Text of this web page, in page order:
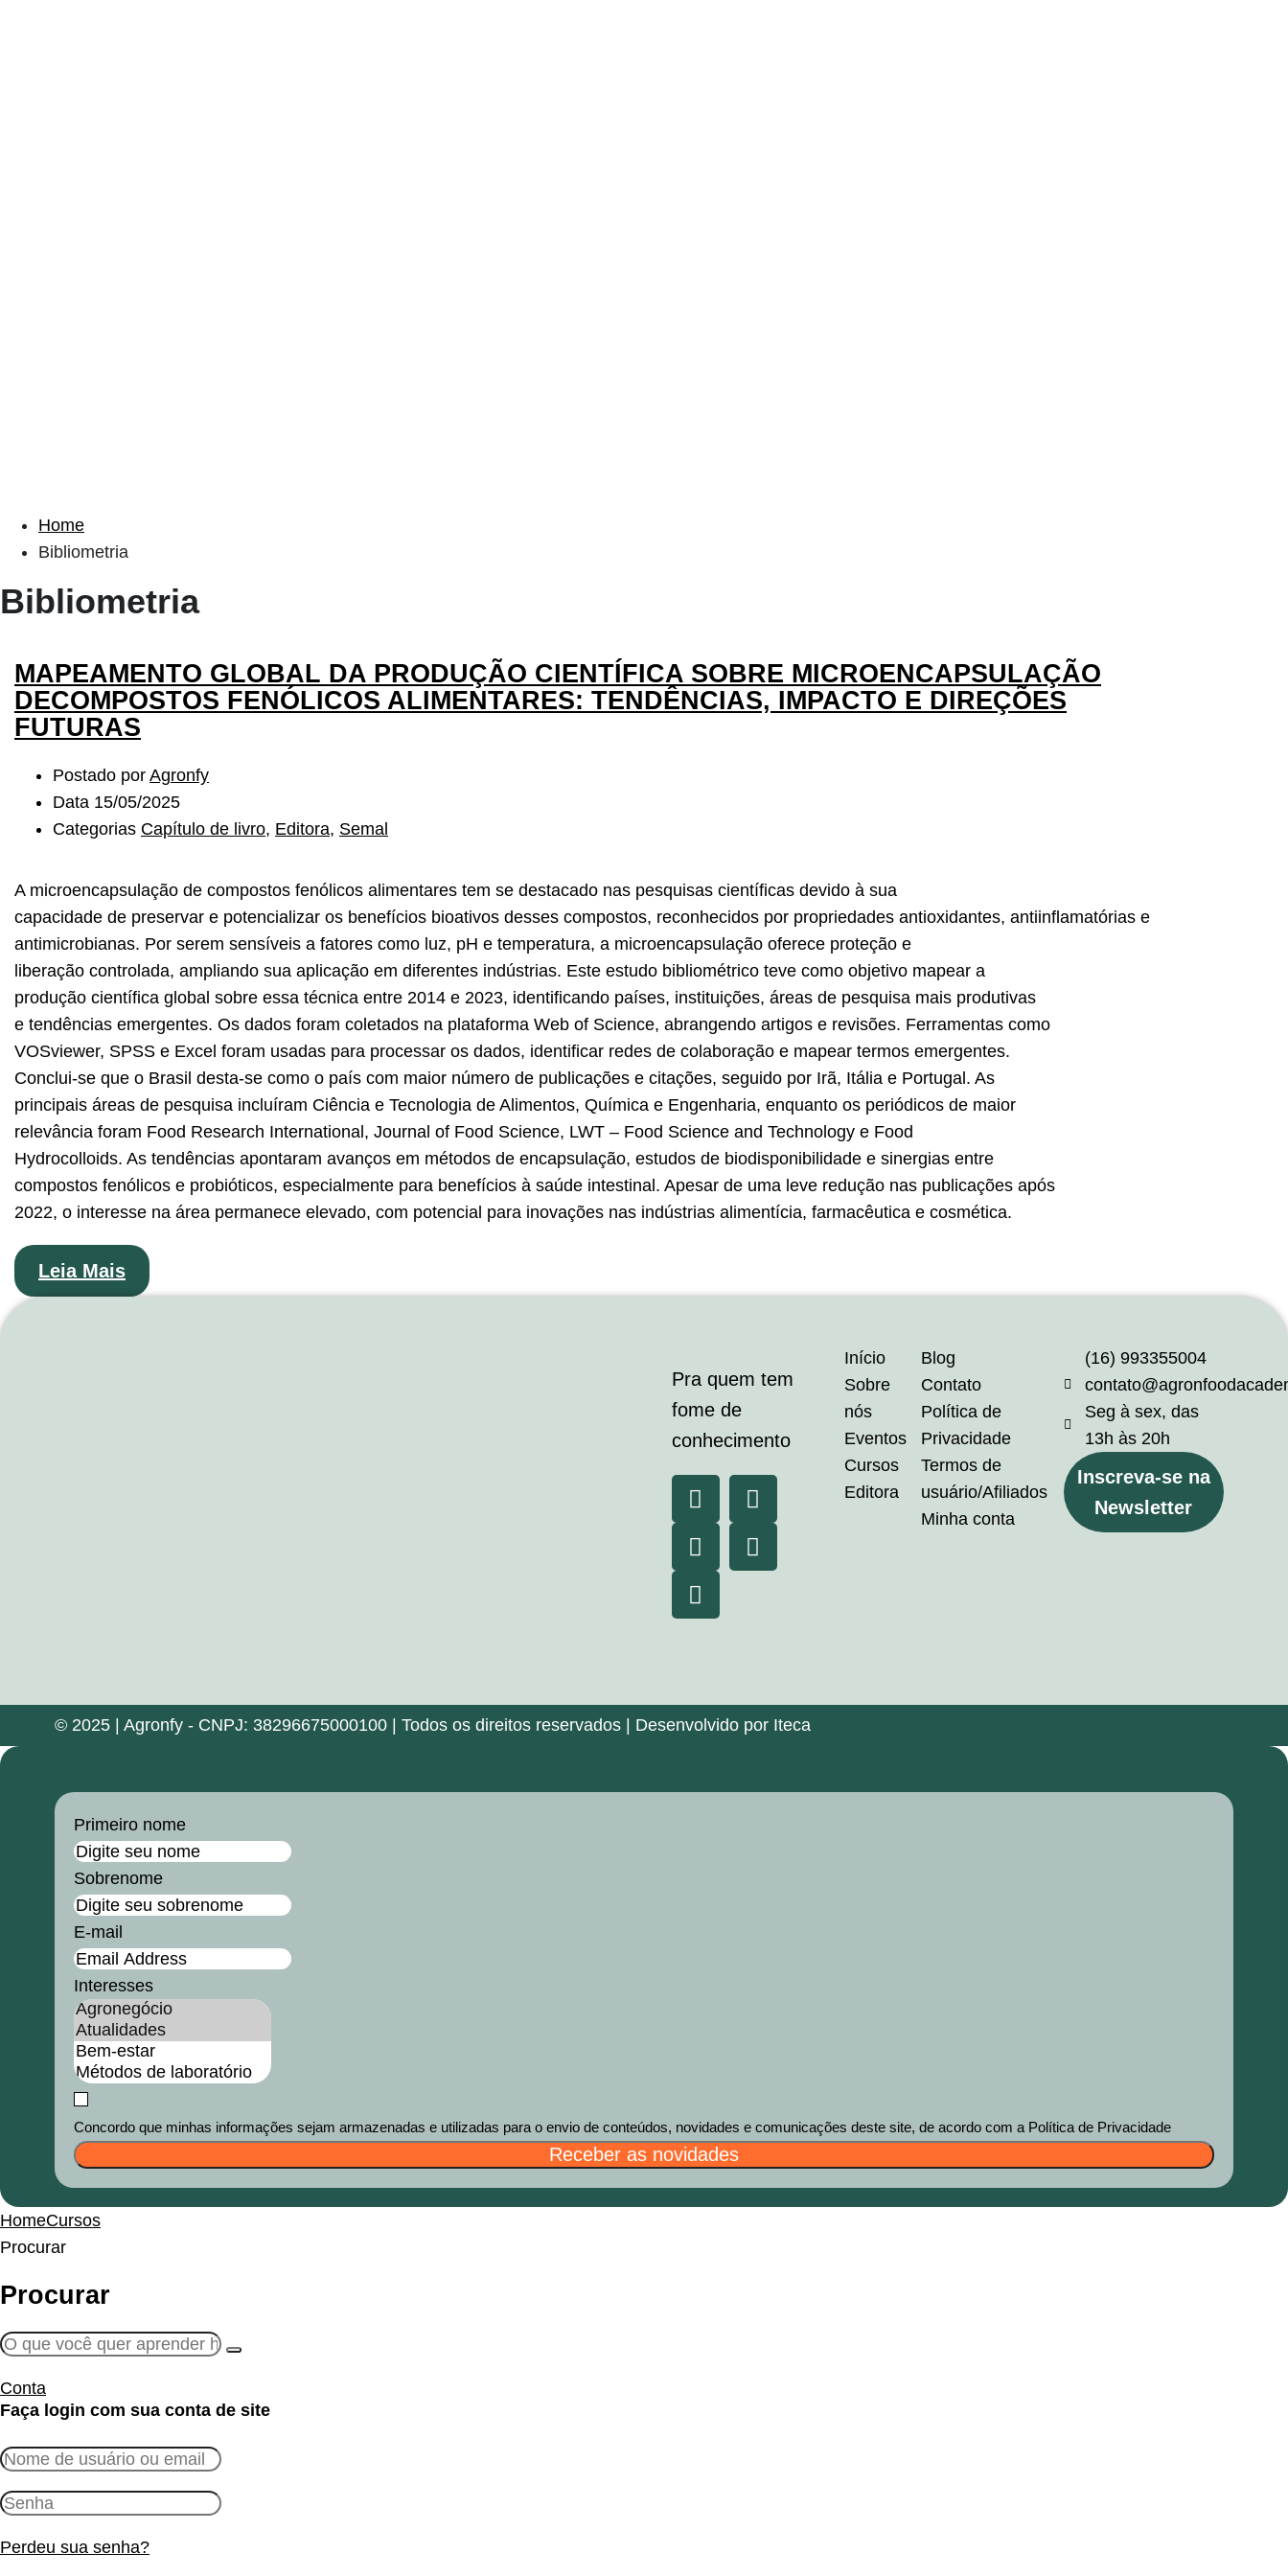
Home
Bibliometria
Bibliometria
MAPEAMENTO GLOBAL DA PRODUÇÃO CIENTÍFICA SOBRE MICROENCAPSULAÇÃO
DECOMPOSTOS FENÓLICOS ALIMENTARES: TENDÊNCIAS, IMPACTO E DIREÇÕES
FUTURAS
Postado por Agronfy
Data 15/05/2025
Categorias Capítulo de livro, Editora, Semal
A microencapsulação de compostos fenólicos alimentares tem se destacado nas pesquisas científicas devido à sua
capacidade de preservar e potencializar os benefícios bioativos desses compostos, reconhecidos por propriedades antioxidantes, antiinflamatórias e
antimicrobianas. Por serem sensíveis a fatores como luz, pH e temperatura, a microencapsulação oferece proteção e
liberação controlada, ampliando sua aplicação em diferentes indústrias. Este estudo bibliométrico teve como objetivo mapear a
produção científica global sobre essa técnica entre 2014 e 2023, identificando países, instituições, áreas de pesquisa mais produtivas
e tendências emergentes. Os dados foram coletados na plataforma Web of Science, abrangendo artigos e revisões. Ferramentas como
VOSviewer, SPSS e Excel foram usadas para processar os dados, identificar redes de colaboração e mapear termos emergentes.
Conclui-se que o Brasil desta-se como o país com maior número de publicações e citações, seguido por Irã, Itália e Portugal. As
principais áreas de pesquisa incluíram Ciência e Tecnologia de Alimentos, Química e Engenharia, enquanto os periódicos de maior
relevância foram Food Research International, Journal of Food Science, LWT – Food Science and Technology e Food
Hydrocolloids. As tendências apontaram avanços em métodos de encapsulação, estudos de biodisponibilidade e sinergias entre
compostos fenólicos e probióticos, especialmente para benefícios à saúde intestinal. Apesar de uma leve redução nas publicações após
2022, o interesse na área permanece elevado, com potencial para inovações nas indústrias alimentícia, farmacêutica e cosmética.
Leia Mais
Pra quem tem
fome de
conhecimento
Início
Sobre
nós
Eventos
Cursos
Editora
Blog
Contato
Política de
Privacidade
Termos de
usuário/Afiliados
Minha conta
(16) 993355004
Seg à sex, das
13h às 20h
Inscreva-se na
Newsletter
© 2025 | Agronfy - CNPJ: 38296675000100 | Todos os direitos reservados | Desenvolvido por Iteca
Primeiro nome
Sobrenome
E-mail
Interesses
Concordo que minhas informações sejam armazenadas e utilizadas para o envio de conteúdos, novidades e comunicações deste site, de acordo com a Política de Privacidade
Receber as novidades
HomeCursos
Procurar
Procurar
Conta
Faça login com sua conta de site
Perdeu sua senha?